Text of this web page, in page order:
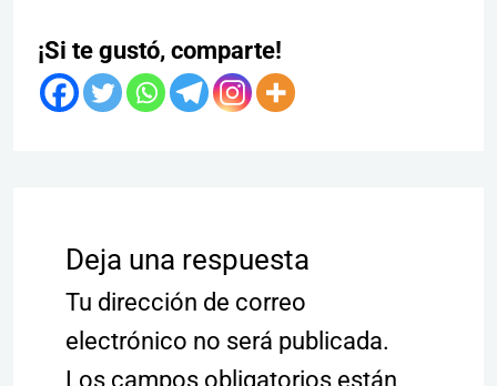
¡Si te gustó, comparte!
Deja una respuesta
Tu dirección de correo
electrónico no será publicada.
Los campos obligatorios están